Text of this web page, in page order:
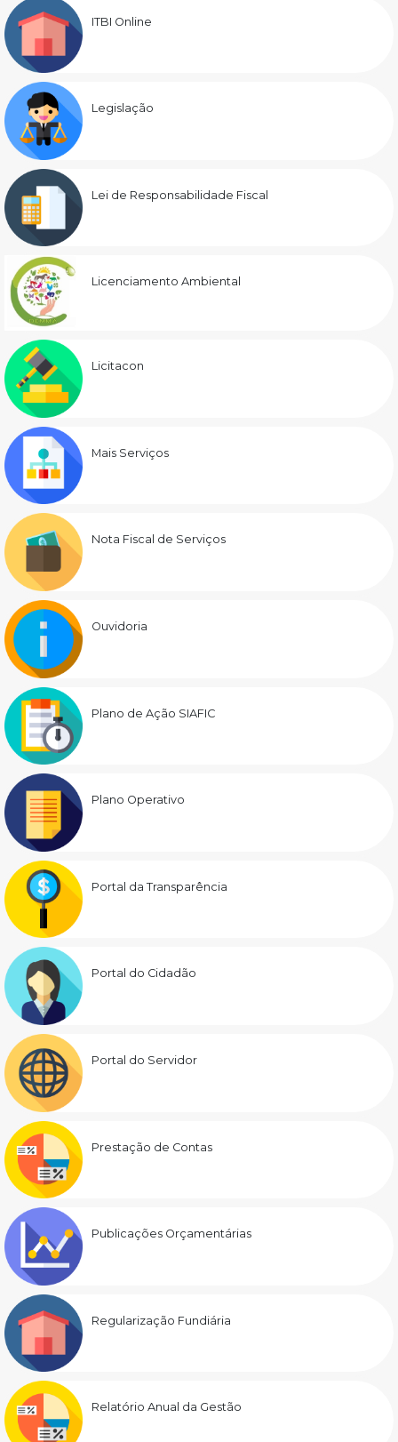
ITBI Online
Legislação
Lei de Responsabilidade Fiscal
Licenciamento Ambiental
Licitacon
Mais Serviços
Nota Fiscal de Serviços
Ouvidoria
Plano de Ação SIAFIC
Plano Operativo
Portal da Transparência
Portal do Cidadão
Portal do Servidor
Prestação de Contas
Publicações Orçamentárias
Regularização Fundiária
Relatório Anual da Gestão